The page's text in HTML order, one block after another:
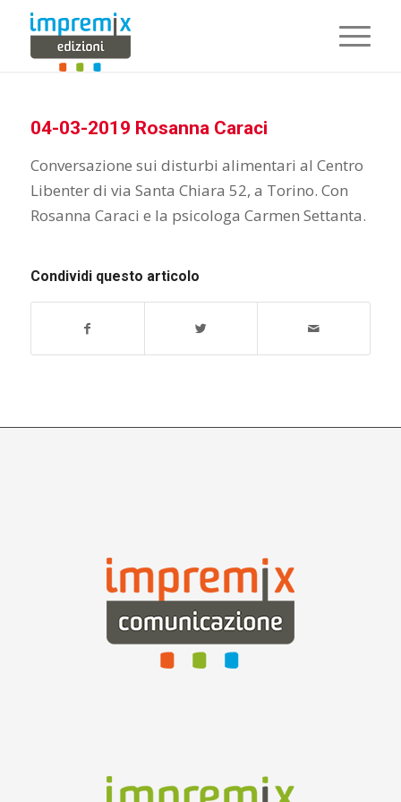
04-03-2019 Rosanna Caraci
Conversazione sui disturbi alimentari al Centro
Libenter di via Santa Chiara 52, a Torino. Con
Rosanna Caraci e la psicologa Carmen Settanta.
Condividi questo articolo